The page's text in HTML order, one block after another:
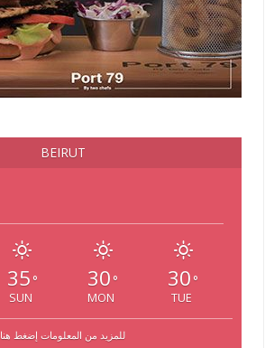
BEIRUT
35 °
SUN
30 °
MON
30 °
TUE
للمزيد من المعلومات إضغط هنا